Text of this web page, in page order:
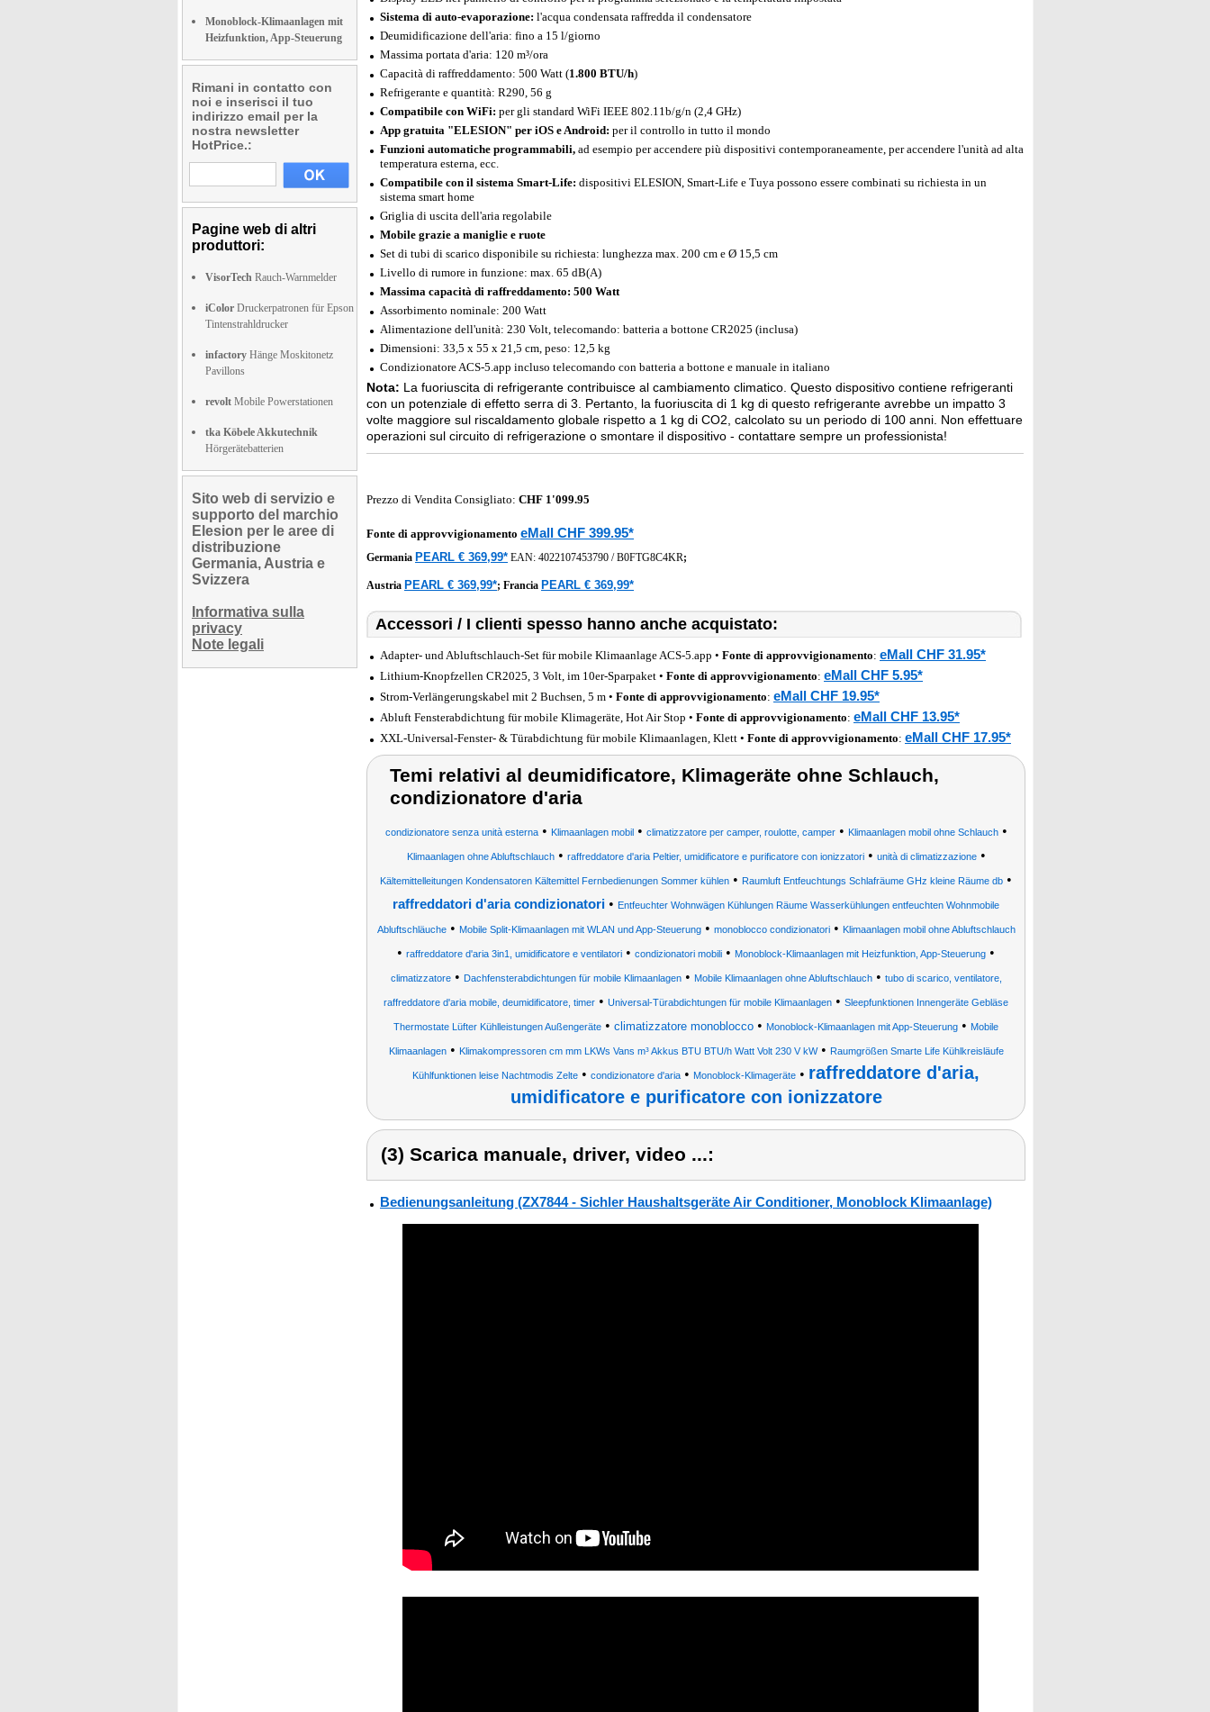
Monoblock-Klimaanlagen mit
Heizfunktion, App-Steuerung
Rimani in contatto con
noi e inserisci il tuo
indirizzo email per la
nostra newsletter
HotPrice.:
Pagine web di altri
produttori:
VisorTech Rauch-Warnmelder
iColor Druckerpatronen für Epson
Tintenstrahldrucker
infactory Hänge Moskitonetz
Pavillons
revolt Mobile Powerstationen
tka Köbele Akkutechnik
Hörgerätebatterien
Sito web di servizio e
supporto del marchio
Elesion per le aree di
distribuzione
Germania, Austria e
Svizzera
Informativa sulla
privacy
Note legali
Sistema di auto-evaporazione: l'acqua condensata raffredda il condensatore
Deumidificazione dell'aria: fino a 15 l/giorno
Massima portata d'aria: 120 m³/ora
Capacità di raffreddamento: 500 Watt (1.800 BTU/h)
Refrigerante e quantità: R290, 56 g
Compatibile con WiFi: per gli standard WiFi IEEE 802.11b/g/n (2,4 GHz)
App gratuita "ELESION" per iOS e Android: per il controllo in tutto il mondo
Funzioni automatiche programmabili, ad esempio per accendere più dispositivi contemporaneamente, per accendere l'unità ad alta
temperatura esterna, ecc.
Compatibile con il sistema Smart-Life: dispositivi ELESION, Smart-Life e Tuya possono essere combinati su richiesta in un
sistema smart home
Griglia di uscita dell'aria regolabile
Mobile grazie a maniglie e ruote
Set di tubi di scarico disponibile su richiesta: lunghezza max. 200 cm e Ø 15,5 cm
Livello di rumore in funzione: max. 65 dB(A)
Massima capacità di raffreddamento: 500 Watt
Assorbimento nominale: 200 Watt
Alimentazione dell'unità: 230 Volt, telecomando: batteria a bottone CR2025 (inclusa)
Dimensioni: 33,5 x 55 x 21,5 cm, peso: 12,5 kg
Condizionatore ACS-5.app incluso telecomando con batteria a bottone e manuale in italiano
Nota: La fuoriuscita di refrigerante contribuisce al cambiamento climatico. Questo dispositivo contiene refrigeranti
con un potenziale di effetto serra di 3. Pertanto, la fuoriuscita di 1 kg di questo refrigerante avrebbe un impatto 3
volte maggiore sul riscaldamento globale rispetto a 1 kg di CO2, calcolato su un periodo di 100 anni. Non effettuare
operazioni sul circuito di refrigerazione o smontare il dispositivo - contattare sempre un professionista!
Prezzo di Vendita Consigliato: CHF 1'099.95
Fonte di approvvigionamento eMall CHF 399.95*
Germania PEARL € 369,99* EAN: 4022107453790 /B0FTG8C4KR;
Austria PEARL € 369,99*; Francia PEARL € 369,99*
Accessori / I clienti spesso hanno anche acquistato:
Adapter- und Abluftschlauch-Set für mobile Klimaanlage ACS-5.app • Fonte di approvvigionamento: eMall CHF 31.95*
Lithium-Knopfzellen CR2025, 3 Volt, im 10er-Sparpaket • Fonte di approvvigionamento: eMall CHF 5.95*
Strom-Verlängerungskabel mit 2 Buchsen, 5 m • Fonte di approvvigionamento: eMall CHF 19.95*
Abluft Fensterabdichtung für mobile Klimageräte, Hot Air Stop • Fonte di approvvigionamento: eMall CHF 13.95*
XXL-Universal-Fenster- & Türabdichtung für mobile Klimaanlagen, Klett • Fonte di approvvigionamento: eMall CHF 17.95*
Temi relativi al deumidificatore, Klimageräte ohne Schlauch,
condizionatore d'aria
condizionatore senza unità esterna• Klimaanlagen mobil• climatizzatore per camper, roulotte, camper• Klimaanlagen mobil ohne Schlauch•
Klimaanlagen ohne Abluftschlauch• raffreddatore d'aria Peltier, umidificatore e purificatore con ionizzatori• unità di climatizzazione•
Kältemittelleitungen Kondensatoren Kältemittel Fernbedienungen Sommer kühlen • Raumluft Entfeuchtungs Schlafräume GHz kleine Räume db •
raffreddatori d'aria condizionatori • Entfeuchter Wohnwägen Kühlungen Räume Wasserkühlungen entfeuchten Wohnmobile
Abluftschläuche• Mobile Split-Klimaanlagen mit WLAN und App-Steuerung• monoblocco condizionatori• Klimaanlagen mobil ohne Abluftschlauch
• raffreddatore d'aria 3in1, umidificatore e ventilatori • condizionatori mobili • Monoblock-Klimaanlagen mit Heizfunktion, App-Steuerung •
climatizzatore• Dachfensterabdichtungen für mobile Klimaanlagen• Mobile Klimaanlagen ohne Abluftschlauch• tubo di scarico, ventilatore,
raffreddatore d'aria mobile, deumidificatore, timer • Universal-Türabdichtungen für mobile Klimaanlagen • Sleepfunktionen Innengeräte Gebläse
Thermostate Lüfter Kühlleistungen Außengeräte • climatizzatore monoblocco • Monoblock-Klimaanlagen mit App-Steuerung • Mobile
Klimaanlagen• Klimakompressoren cm mm LKWs Vans m³ Akkus BTU BTU/h Watt Volt 230 V kW• Raumgrößen Smarte Life Kühlkreisläufe
Kühlfunktionen leise Nachtmodis Zelte • condizionatore d'aria • Monoblock-Klimageräte • raffreddatore d'aria,
umidificatore e purificatore con ionizzatore
(3) Scarica manuale, driver, video ...:
Bedienungsanleitung (ZX7844 - Sichler Haushaltsgeräte Air Conditioner, Monoblock Klimaanlage)